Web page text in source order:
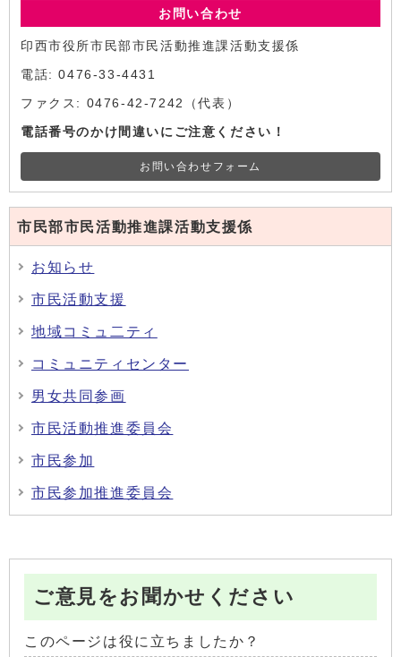
お問い合わせ
印西市役所市民部市民活動推進課活動支援係
電話: 0476-33-4431
ファクス: 0476-42-7242（代表）
電話番号のかけ間違いにご注意ください！
お問い合わせフォーム
市民部市民活動推進課活動支援係
お知らせ
市民活動支援
地域コミュ二ティ
コミュニティセンター
男女共同参画
市民活動推進委員会
市民参加
市民参加推進委員会
ご意見をお聞かせください
このページは役に立ちましたか？